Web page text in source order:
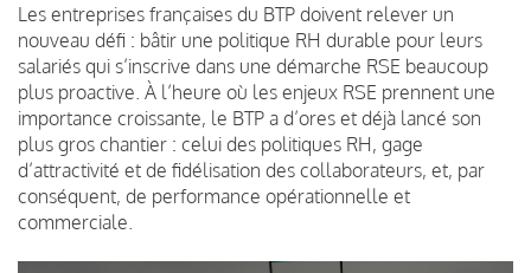
Les entreprises françaises du BTP doivent relever un
nouveau défi : bâtir une politique RH durable pour leurs
salariés qui s’inscrive dans une démarche RSE beaucoup
plus proactive. À l’heure où les enjeux RSE prennent une
importance croissante, le BTP a d’ores et déjà lancé son
plus gros chantier : celui des politiques RH, gage
d’attractivité et de fidélisation des collaborateurs, et, par
conséquent, de performance opérationnelle et
commerciale.